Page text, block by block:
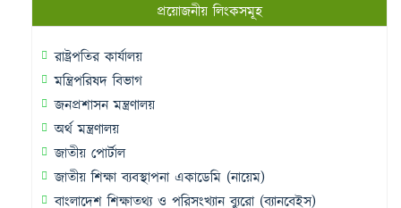
প্রয়োজনীয় লিংকসমূহ
রাষ্ট্রপতির কার্যালয়
মন্ত্রিপরিষদ বিভাগ
জনপ্রশাসন মন্ত্রণালয়
অর্থ মন্ত্রণালয়
জাতীয় পোর্টাল
জাতীয় শিক্ষা ব্যবস্থাপনা একাডেমি (নায়েম)
বাংলাদেশ শিক্ষাতথ্য ও পরিসংখ্যান ব্যুরো (ব্যানবেইস)